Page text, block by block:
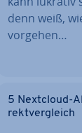
denn weiß,
vorgehen…
5 Nextcloud-
rekt­ver­gleich